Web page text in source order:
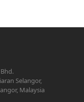
Selangor,
Malaysia